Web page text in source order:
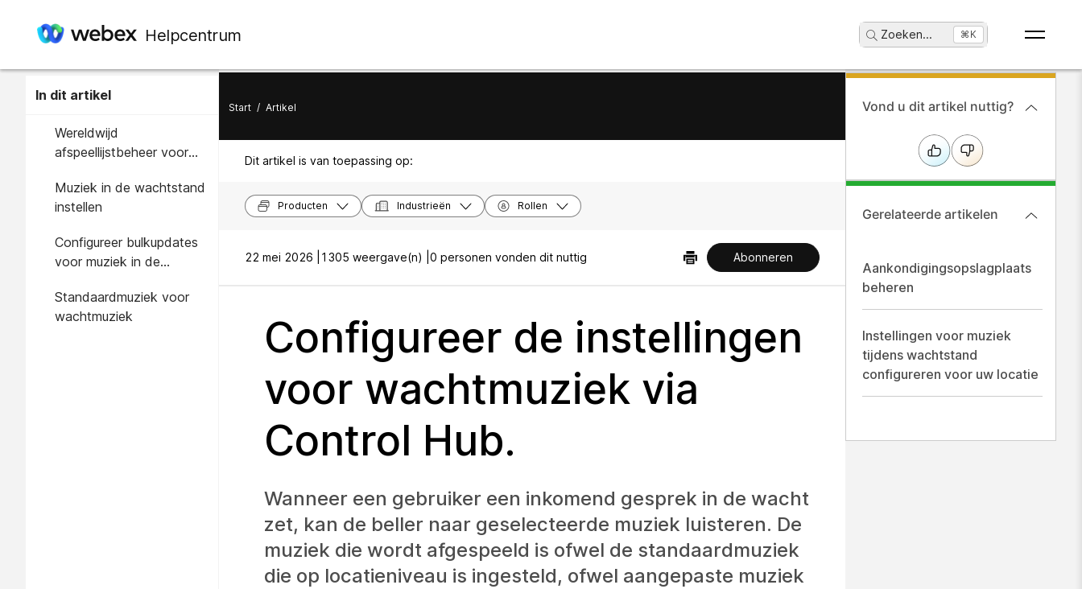
Helpcentrum Zoeken... ⌘K
In dit artikel
Wereldwijd
afspeellijstbeheer voor
Muziek in de wachtstand
instellen
Configureer bulkupdates
voor muziek in de
Standaardmuziek voor
wachtmuziek
Start / Artikel
Dit artikel is van toepassing op:
Producten Industrieën Rollen
22 mei 2026 | 1305 weergave(n) | 0 personen vonden dit nuttig Abonneren
Configureer de instellingen
voor wachtmuziek via
Control Hub.
Wanneer een gebruiker een inkomend gesprek in de wacht
zet, kan de beller naar geselecteerde muziek luisteren. De
muziek die wordt afgespeeld is ofwel de standaardmuziek
die op locatieniveau is ingesteld, ofwel aangepaste muziek
Vond u dit artikel nuttig?
Gerelateerde artikelen
Aankondigingsopslagplaats
beheren
Instellingen voor muziek
tijdens wachtstand
configureren voor uw locatie